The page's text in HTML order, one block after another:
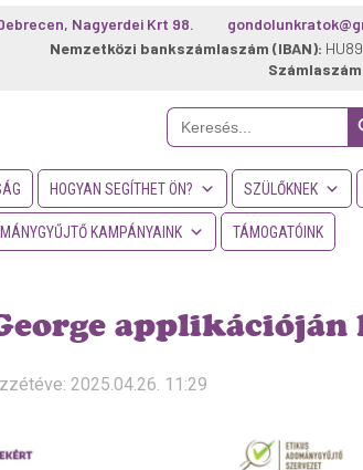
Nagyerdei Krt 98.
Nemzetközi bankszámlaszám (IBAN):
Search
for:
HOGYAN SEGÍTHET ÖN? SZÜLŐKNEK
KAMPÁNYAINK TÁMOGATÓINK
2025.04.26. 11:29